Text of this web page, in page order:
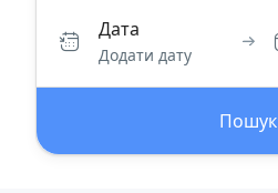
Дата
Додати дату
Пошук